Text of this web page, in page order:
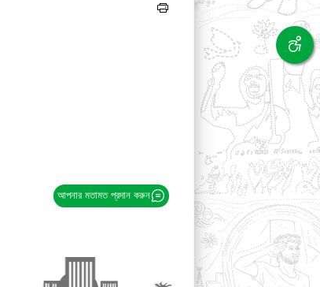
আপনার মতামত প্রদান করুন